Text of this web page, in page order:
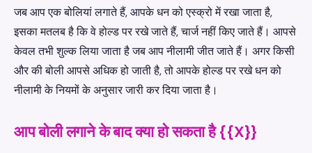
जब आप एक बोलियां लगाते हैं, आपके धन को एस्क्रो में रखा जाता है,
इसका मतलब है कि वे होल्ड पर रखे जाते हैं, चार्ज नहीं किए जाते हैं। आपसे
केवल तभी शुल्क लिया जाता है जब आप नीलामी जीत जाते हैं। अगर किसी
और की बोली आपसे अधिक हो जाती है, तो आपके होल्ड पर रखे धन को
नीलामी के नियमों के अनुसार जारी कर दिया जाता है।
आप बोली लगाने के बाद क्या हो सकता है {{X}}